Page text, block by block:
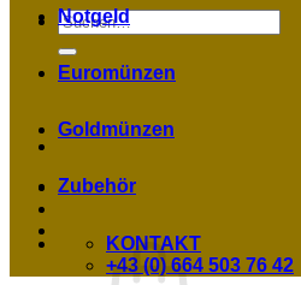
Suchen
nach:
Notgeld
Euromünzen
Goldmünzen
Zubehör
KONTAKT
+43 (0) 664 503 76 42